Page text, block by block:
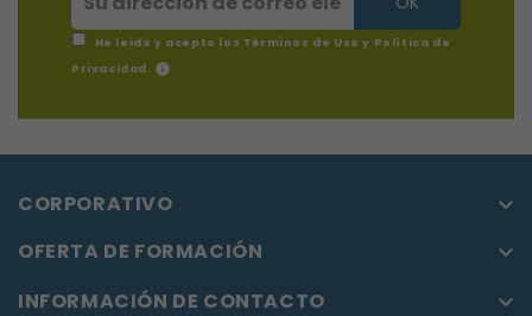
He leido y acepto los Términos de Uso y Política de
Privacidad. info
CORPORATIVO 
OFERTA DE FORMACIÓN 
INFORMACIÓN DE CONTACTO 